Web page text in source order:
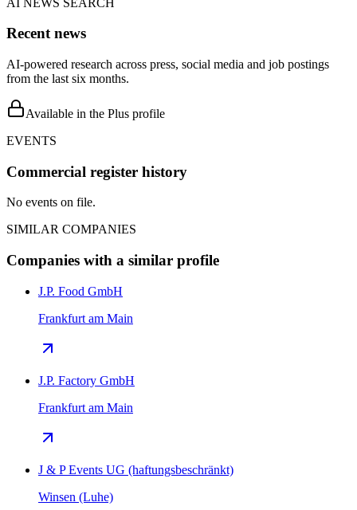
Recent news
AI-powered research across press, social media and job postings
from the last six months.
Available in the Plus profile
EVENTS
Commercial register history
No events on file.
SIMILAR COMPANIES
Companies with a similar profile
J.P. Food GmbH
Frankfurt am Main
J.P. Factory GmbH
Frankfurt am Main
J & P Events UG (haftungsbeschränkt)
Winsen (Luhe)